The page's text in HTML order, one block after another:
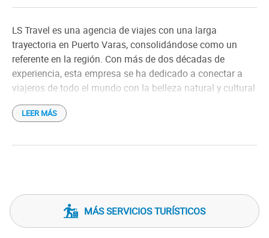
LS Travel es una agencia de viajes con una larga
trayectoria en Puerto Varas, consolidándose como un
referente en la región. Con más de dos décadas de
experiencia, esta empresa se ha dedicado a conectar a
viajeros de todo el mundo con la belleza natural y cultural
de la Patagonia chilena y argentina.
una amplia gama de servicios turísticos, desde
emblemáticas como Bariloche y Rosario. La agencia se
destaca por su compromiso con la calidad y la seguridad,
brindando a sus clientes experiencias únicas y
LEER MÁS
MÁS SERVICIOS TURÍSTICOS